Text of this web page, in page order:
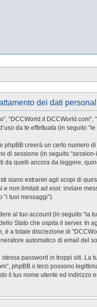
dei dati
DCCWorld.com”,
da te effettuata (in seguito
creerà un certo
sessione (in seguito
da quelli ancora da leggere,
siano estranei agli scopi di
limitati ad essi: inviare
“i tuoi messaggi”).
al tuo account (in seguito “la
Stato che ospita il server.
a totale discrezione di
automatico di email del
password in troppi siti. La
phpBB o terzi possono
il tuo nome utente ed